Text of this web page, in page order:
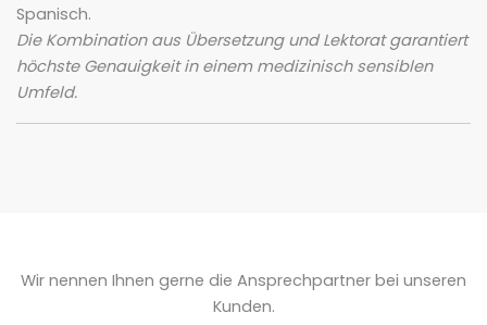
Spanisch.
Die Kombination aus Übersetzung und Lektorat garantiert
höchste Genauigkeit in einem medizinisch sensiblen
Umfeld.
Wir nennen Ihnen gerne die Ansprechpartner bei unseren
Kunden.